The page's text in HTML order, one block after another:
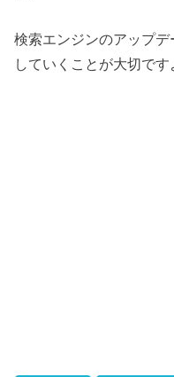
検索エンジンのアップ
していくことが大切です